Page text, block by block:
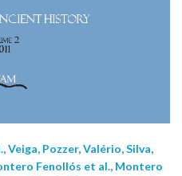
Pozzer, Valério, Silva,
Fenollós et al., Montero